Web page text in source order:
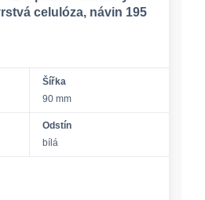
celulóza, návin 195
Šířka
90 mm
Odstín
bílá